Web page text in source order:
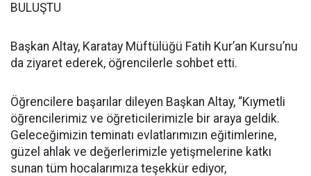
BULUŞTU
Başkan Altay, Karatay Müftülüğü Fatih Kur’an Kursu’nu
da ziyaret ederek, öğrencilerle sohbet etti.
Öğrencilere başarılar dileyen Başkan Altay, “Kıymetli
öğrencilerimiz ve öğreticilerimizle bir araya geldik.
Geleceğimizin teminatı evlatlarımızın eğitimlerine,
güzel ahlak ve değerlerimizle yetişmelerine katkı
sunan tüm hocalarımıza teşekkür ediyor,